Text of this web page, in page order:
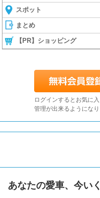
スポット
まとめ
【PR】ショッピング
ログインするとお気に
管理が出来るようにな
あなたの愛車、今い